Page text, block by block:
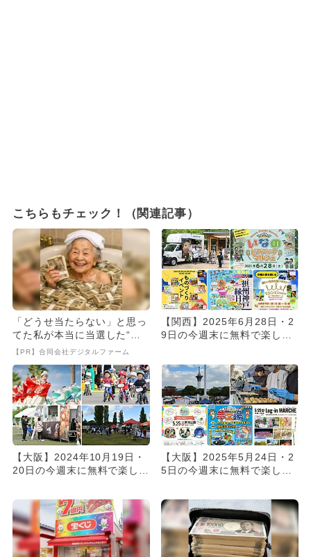
こちらもチェック！（関連記事）
「どうせ当たらない」と思っ
てた私が本当に当選した“買
い方”がこれ
【PR】合同会社デジタルファーム
【関西】2025年6月28日・2
9日の今週末に無料で楽しめ
【大阪】2024年10月19日・
20日の今週末に無料で楽しめ
【大阪】2025年5月24日・2
5日の今週末に無料で楽しめ